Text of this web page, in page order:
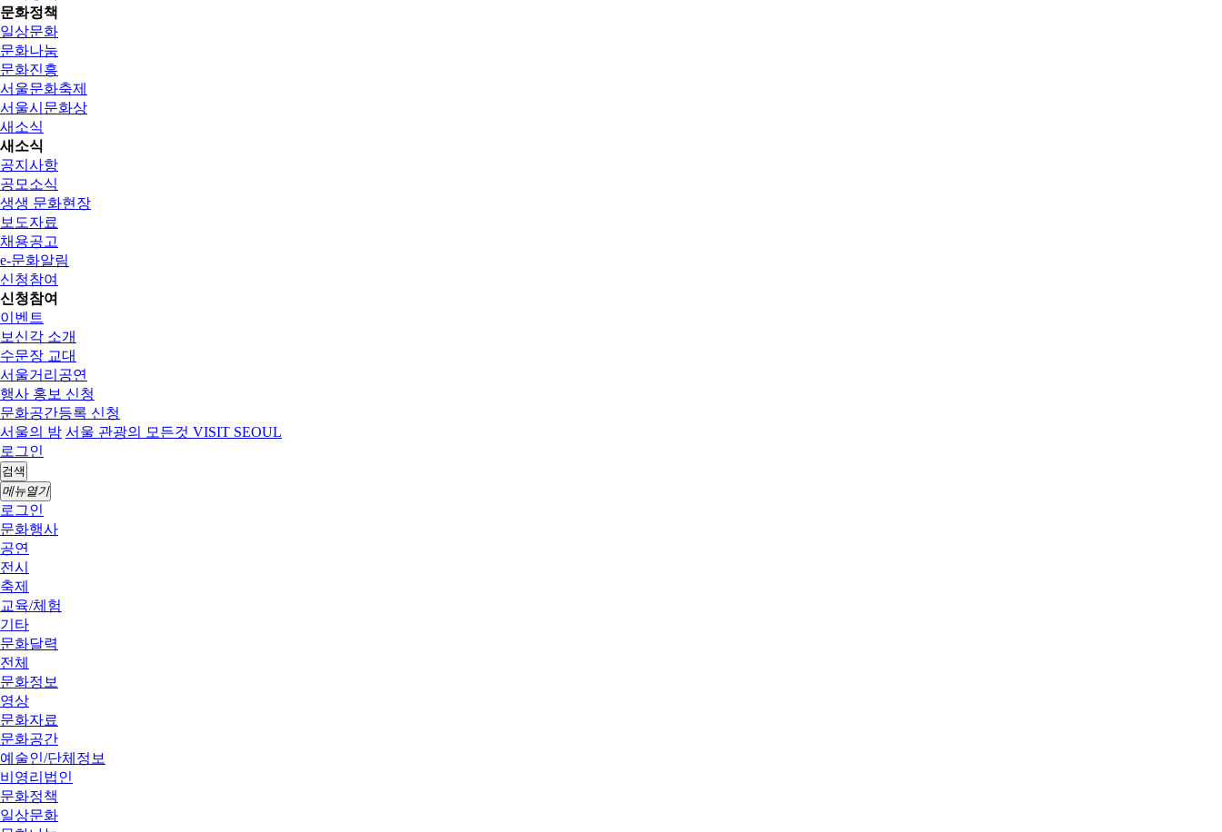
문화정책
일상문화
문화나눔
문화진흥
서울문화축제
서울시문화상
새소식
새소식
공지사항
공모소식
생생 문화현장
보도자료
채용공고
e-문화알림
신청참여
신청참여
이벤트
보신각 소개
수문장 교대
서울거리공연
행사 홍보 신청
문화공간등록 신청
서울의 밤 서울 관광의 모든것 VISIT SEOUL
로그인
검색
메뉴열기
로그인
문화행사
공연
전시
축제
교육/체험
기타
문화달력
전체
문화정보
영상
문화자료
문화공간
예술인/단체정보
비영리법인
문화정책
일상문화